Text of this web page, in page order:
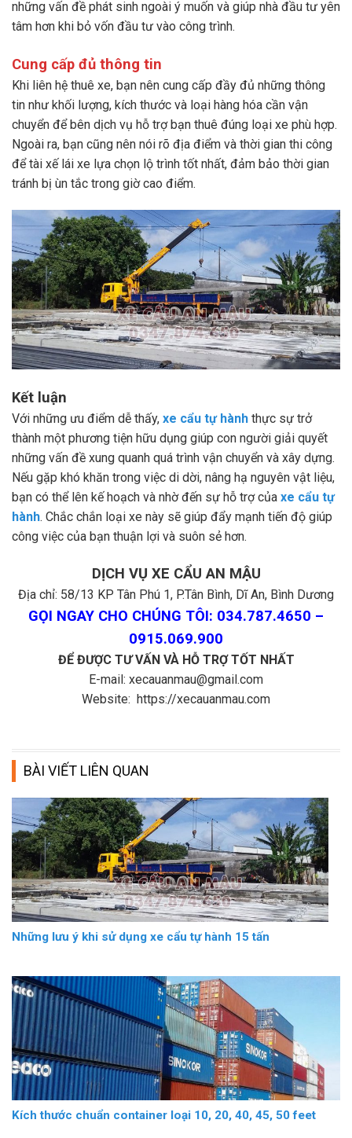
những vấn đề phát sinh ngoài ý muốn và giúp nhà đầu tư yên
tâm hơn khi bỏ vốn đầu tư vào công trình.
Cung cấp đủ thông tin
Khi liên hệ thuê xe, bạn nên cung cấp đầy đủ những thông
tin như khối lượng, kích thước và loại hàng hóa cần vận
chuyển để bên dịch vụ hỗ trợ bạn thuê đúng loại xe phù hợp.
Ngoài ra, bạn cũng nên nói rõ địa điểm và thời gian thi công
để tài xế lái xe lựa chọn lộ trình tốt nhất, đảm bảo thời gian
tránh bị ùn tắc trong giờ cao điểm.
Kết luận
Với những ưu điểm dễ thấy, xe cẩu tự hành thực sự trở
thành một phương tiện hữu dụng giúp con người giải quyết
những vấn đề xung quanh quá trình vận chuyển và xây dựng.
Nếu gặp khó khăn trong việc di dời, nâng hạ nguyên vật liệu,
bạn có thể lên kế hoạch và nhờ đến sự hỗ trợ của xe cẩu tự
hành. Chắc chắn loại xe này sẽ giúp đẩy mạnh tiến độ giúp
công việc của bạn thuận lợi và suôn sẻ hơn.
DỊCH VỤ XE CẨU AN MẬU
Địa chỉ: 58/13 KP Tân Phú 1, P.Tân Bình, Dĩ An, Bình Dương
GỌI NGAY CHO CHÚNG TÔI: 034.787.4650 –
0915.069.900
ĐỂ ĐƯỢC TƯ VẤN VÀ HỖ TRỢ TỐT NHẤT
E-mail: xecauanmau@gmail.com
Website: https://xecauanmau.com
BÀI VIẾT LIÊN QUAN
Những lưu ý khi sử dụng xe cẩu tự hành 15 tấn
Kích thước chuẩn container loại 10, 20, 40, 45, 50 feet